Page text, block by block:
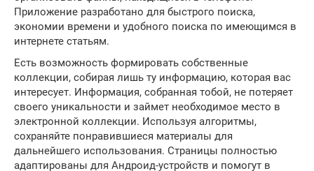
Приложение разработано для быстрого поиска,
экономии времени и удобного поиска по имеющимся в
интернете статьям.
Есть возможность формировать собственные
коллекции, собирая лишь ту информацию, которая вас
интересует. Информация, собранная тобой, не потеряет
своего уникальности и займет необходимое место в
электронной коллекции. Используя алгоритмы,
сохраняйте понравившиеся материалы для
дальнейшего использования. Страницы полностью
адаптированы для Андроид-устройств и помогут в